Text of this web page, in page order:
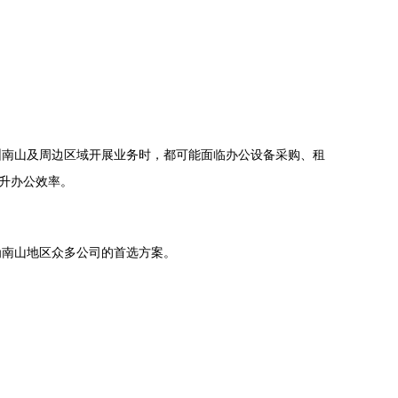
山及周边区域开展业务时，都可能面临办公设备采购、租
办公效率。
山地区众多公司的首选方案。